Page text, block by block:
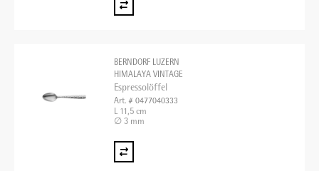
BERNDORF LUZERN
HIMALAYA VINTAGE
Espressolöffel
Art. # 0477040333
L 11,5 cm
∅ 3 mm